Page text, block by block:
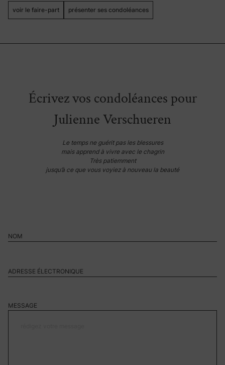
voir le faire-part présenter ses condoléances
Écrivez vos condoléances pour
Julienne Verschueren
Le temps ne guérit pas les blessures
mais apprend à vivre avec le chagrin
Très patiemment
jusqu’à ce que vous voyiez à nouveau la beauté
MESSAGE